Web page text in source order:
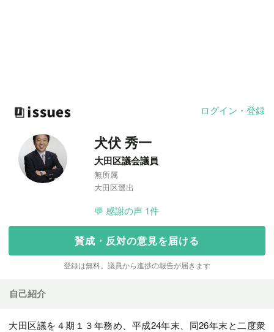
ログイン・登録
犬伏 秀一
大田区議会議員
無所属
大田区選出
💬 感謝の声 1件
賛成・反対の意見を届ける
登録は無料。議員から進捗の報告が届きます
自己紹介
大田区議を４期１３年務め、平成24年末、同26年末と二度衆